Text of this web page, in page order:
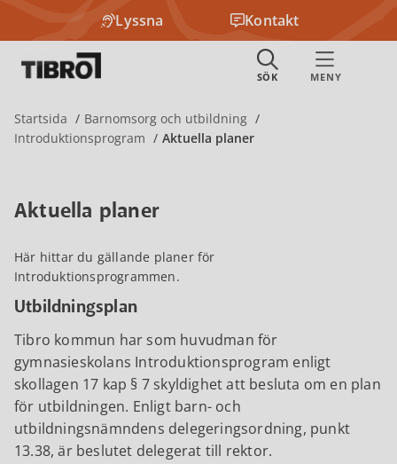
Lyssna Kontakt
Startsida
Barnomsorg och utbildning
Introduktionsprogram
Aktuella planer
Aktuella planer
Här hittar du gällande planer för
Introduktionsprogrammen.
Utbildningsplan
Tibro kommun har som huvudman för
gymnasieskolans Introduktionsprogram enligt
skollagen 17 kap § 7 skyldighet att besluta om en plan
för utbildningen. Enligt barn- och
utbildningsnämndens delegeringsordning, punkt
13.38, är beslutet delegerat till rektor.